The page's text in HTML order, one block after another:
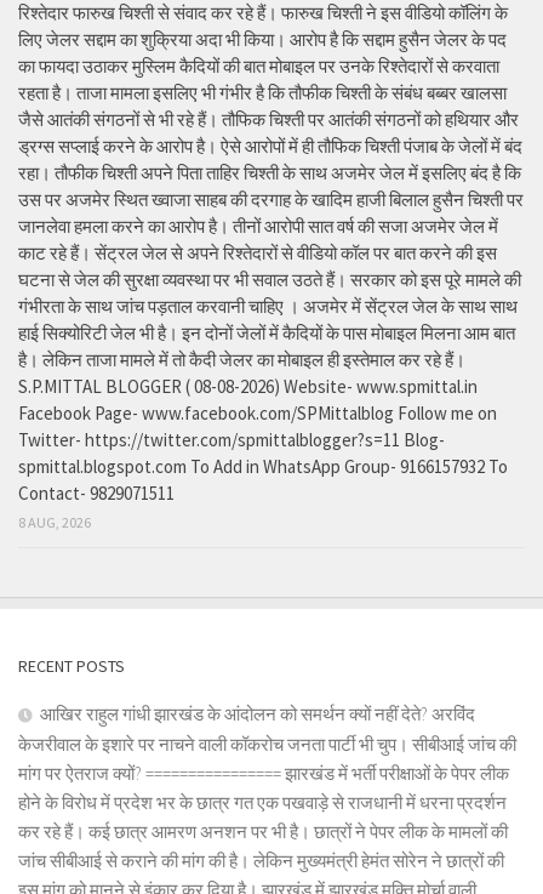
रिश्तेदार फारुख चिश्ती से संवाद कर रहे हैं। फारुख चिश्ती ने इस वीडियो कॉलिंग के
लिए जेलर सद्दाम का शुक्रिया अदा भी किया। आरोप है कि सद्दाम हुसैन जेलर के पद
का फायदा उठाकर मुस्लिम कैदियों की बात मोबाइल पर उनके रिश्तेदारों से करवाता
रहता है। ताजा मामला इसलिए भी गंभीर है कि तौफीक चिश्ती के संबंध बब्बर खालसा
जैसे आतंकी संगठनों से भी रहे हैं। तौफिक चिश्ती पर आतंकी संगठनों को हथियार और
ड्रग्स सप्लाई करने के आरोप है। ऐसे आरोपों में ही तौफिक चिश्ती पंजाब के जेलों में बंद
रहा। तौफीक चिश्ती अपने पिता ताहिर चिश्ती के साथ अजमेर जेल में इसलिए बंद है कि
उस पर अजमेर स्थित ख्वाजा साहब की दरगाह के खादिम हाजी बिलाल हुसैन चिश्ती पर
जानलेवा हमला करने का आरोप है। तीनों आरोपी सात वर्ष की सजा अजमेर जेल में
काट रहे हैं। सेंट्रल जेल से अपने रिश्तेदारों से वीडियो कॉल पर बात करने की इस
घटना से जेल की सुरक्षा व्यवस्था पर भी सवाल उठते हैं। सरकार को इस पूरे मामले की
गंभीरता के साथ जांच पड़ताल करवानी चाहिए । अजमेर में सेंट्रल जेल के साथ साथ
हाई सिक्योरिटी जेल भी है। इन दोनों जेलों में कैदियों के पास मोबाइल मिलना आम बात
है। लेकिन ताजा मामले में तो कैदी जेलर का मोबाइल ही इस्तेमाल कर रहे हैं।
S.P.MITTAL BLOGGER ( 08-08-2026) Website- www.spmittal.in
Facebook Page- www.facebook.com/SPMittalblog Follow me on
Twitter- https://twitter.com/spmittalblogger?s=11 Blog-
spmittal.blogspot.com To Add in WhatsApp Group- 9166157932 To
Contact- 9829071511
8 AUG, 2026
RECENT POSTS
आखिर राहुल गांधी झारखंड के आंदोलन को समर्थन क्यों नहीं देते? अरविंद
केजरीवाल के इशारे पर नाचने वाली कॉकरोच जनता पार्टी भी चुप। सीबीआई जांच की
मांग पर ऐतराज क्यों? ================ झारखंड में भर्ती परीक्षाओं के पेपर लीक
होने के विरोध में प्रदेश भर के छात्र गत एक पखवाड़े से राजधानी में धरना प्रदर्शन
कर रहे हैं। कई छात्र आमरण अनशन पर भी है। छात्रों ने पेपर लीक के मामलों की
जांच सीबीआई से कराने की मांग की है। लेकिन मुख्यमंत्री हेमंत सोरेन ने छात्रों की